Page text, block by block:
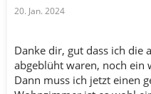
:
20. Jan. 2024
Danke dir, gut dass ich die
abgeblüht waren, noch ein
Dann muss ich jetzt einen